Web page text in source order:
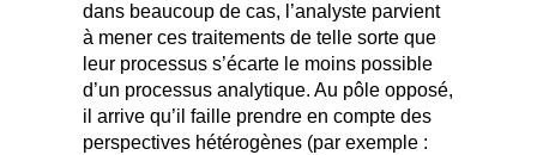
dans beaucoup de cas, l’analyste parvient
à mener ces traitements de telle sorte que
leur processus s’écarte le moins possible
d’un processus analytique. Au pôle opposé,
il arrive qu’il faille prendre en compte des
perspectives hétérogènes (par exemple :